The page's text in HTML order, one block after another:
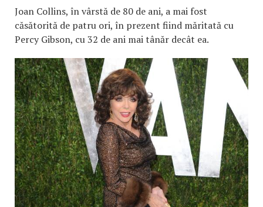
Joan Collins, în vârstă de 80 de ani, a mai fost
căsătorită de patru ori, în prezent fiind măritată cu
Percy Gibson, cu 32 de ani mai tânăr decât ea.